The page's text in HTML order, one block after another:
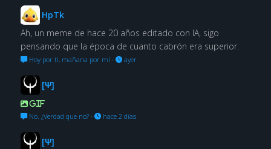
HpTk
Ah, un meme de hace 20 años editado con IA, sigo
pensando que la época de cuanto cabrón era superior.
Hoy por ti, mañana por mí· ayer
[Ψ]
GIF
No. ¿Verdad que no?· hace 2 días
[Ψ]